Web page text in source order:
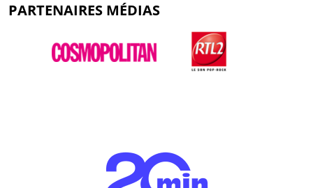
PARTENAIRES MÉDIAS